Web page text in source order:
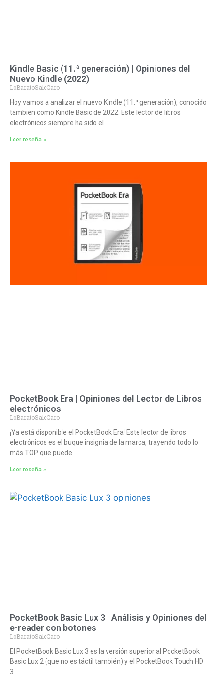
Kindle Basic (11.ª generación) | Opiniones del
Nuevo Kindle (2022)
LoBaratoSaleCaro
Hoy vamos a analizar el nuevo Kindle (11.ª generación), conocido
también como Kindle Basic de 2022. Este lector de libros
electrónicos siempre ha sido el
Leer reseña »
PocketBook Era | Opiniones del Lector de Libros
electrónicos
LoBaratoSaleCaro
¡Ya está disponible el PocketBook Era! Este lector de libros
electrónicos es el buque insignia de la marca, trayendo todo lo
más TOP que puede
Leer reseña »
PocketBook Basic Lux 3 | Análisis y Opiniones del
e-reader con botones
LoBaratoSaleCaro
El PocketBook Basic Lux 3 es la versión superior al PocketBook
Basic Lux 2 (que no es táctil también) y el PocketBook Touch HD
3